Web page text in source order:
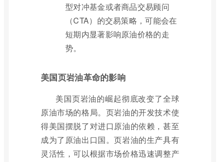
型对冲基金或者商品交易顾问
（CTA）的交易策略，可能会在
短期内显著影响原油价格的走
势。
美国页岩油革命的影响
美国页岩油的崛起彻底改变了全球
原油市场的格局。页岩油的开发技术使
得美国摆脱了对进口原油的依赖，甚至
成为了原油出口国。页岩油的生产具有
灵活性，可以根据市场价格迅速调整产